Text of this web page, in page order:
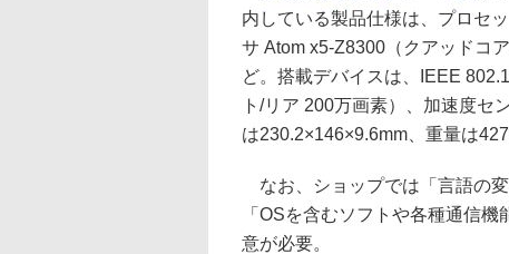
内している製品仕様は、プロセッ
サ Atom x5-Z8300（クアッドコ
ど。搭載デバイスは、IEEE
ト/リア 200万画素）、加速度セ
は230.2×146×9.6mm、重量は
なお、ショップでは「言語の
「OSを含むソフトや各種通信
意が必要。